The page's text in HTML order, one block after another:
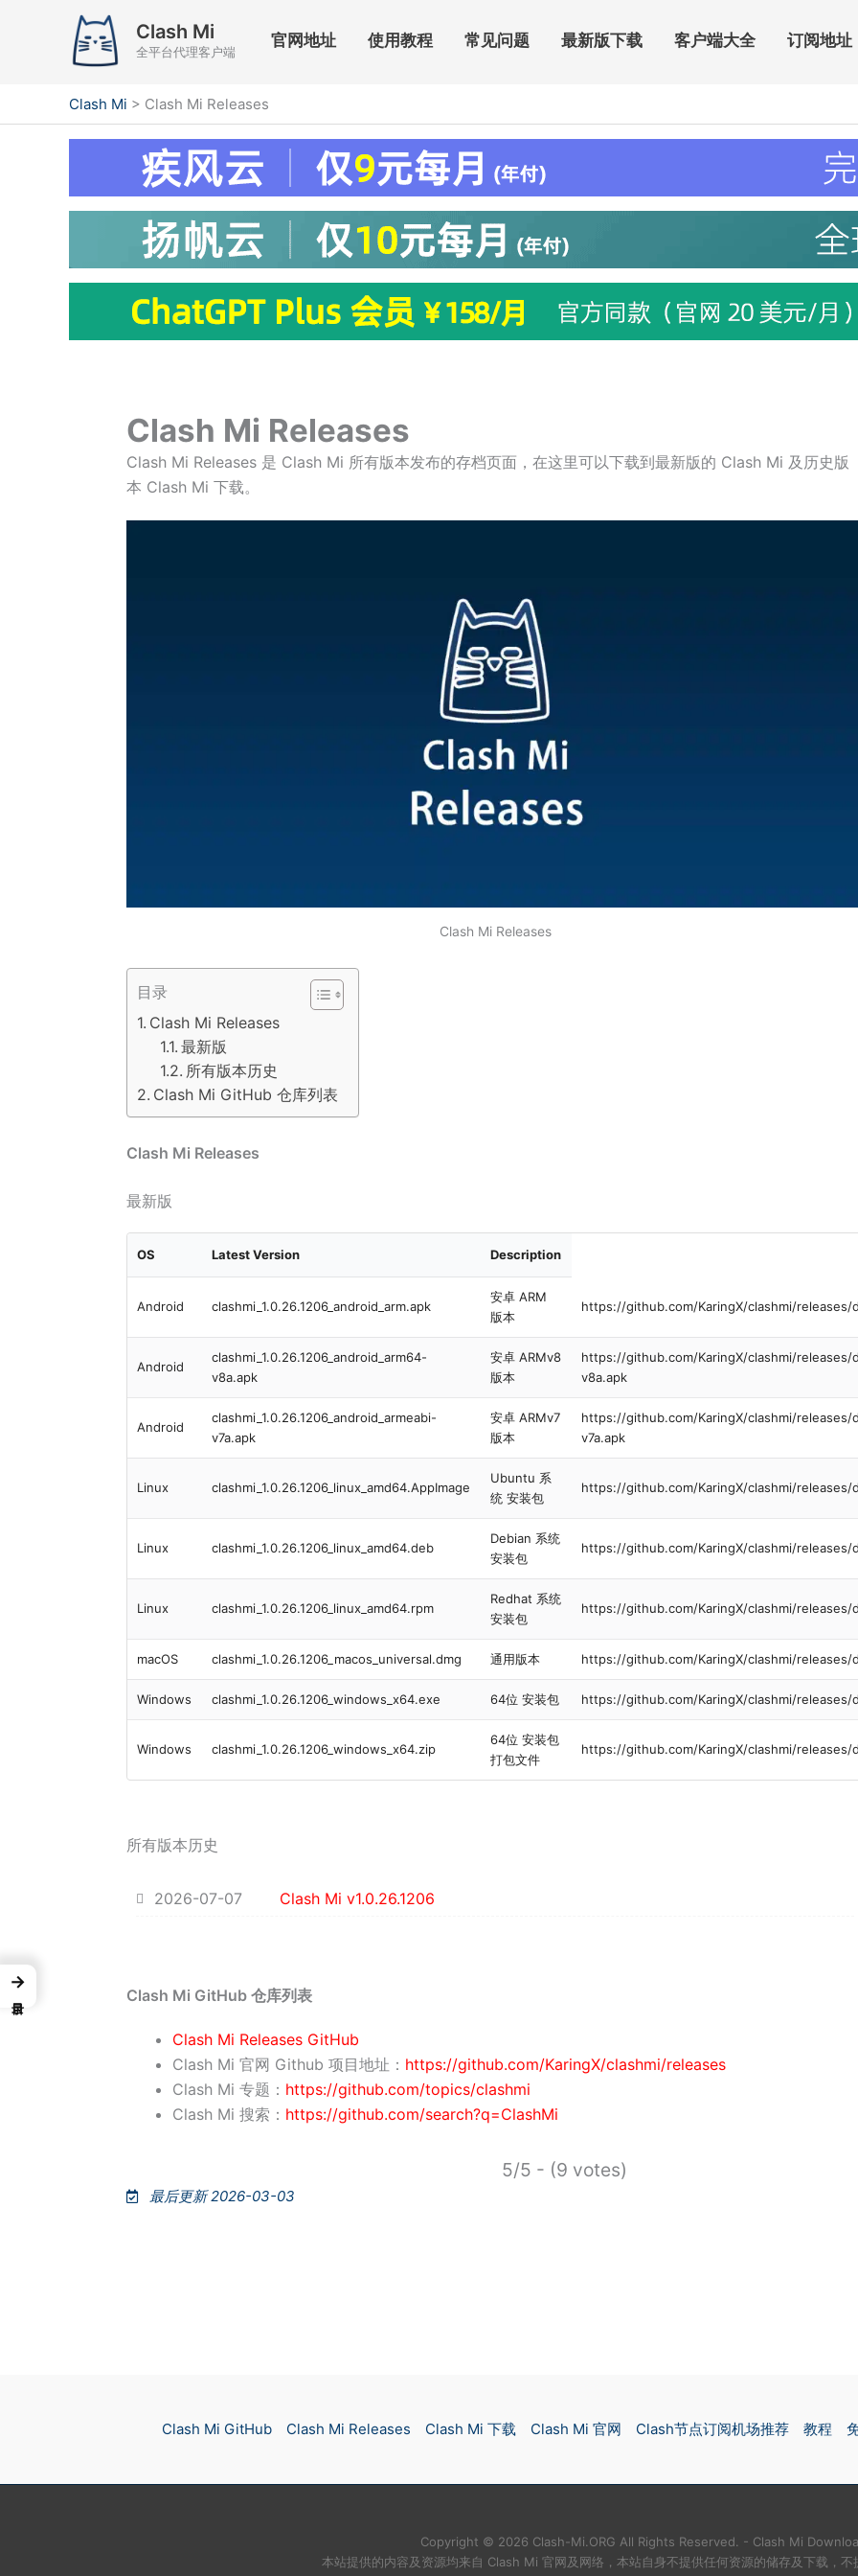
Clash Mi
全平台代理客户端
官网地址 使用教程 常见问题 最新版下载 客户端大全 订阅地址
Clash Mi > Clash Mi Releases
Clash Mi Releases
Clash Mi Releases 是 Clash Mi 所有版本发布的存档页面，在这里可以下载到最新版的 Clash Mi 及历史版
本 Clash Mi 下载。
Clash Mi Releases
目录
Clash Mi Releases
最新版
所有版本历史
Clash Mi GitHub 仓库列表
Clash Mi Releases
最新版
OS Latest Version Description
Android clashmi_1.0.26.1206_android_arm.apk
安卓 ARM
版本
https://github.com/KaringX/clashmi/releases/
Android
clashmi_1.0.26.1206_android_arm64-
v8a.apk
安卓 ARMv8
版本
https://github.com/KaringX/clashmi/releases/
v8a.apk
Android
clashmi_1.0.26.1206_android_armeabi-
v7a.apk
安卓 ARMv7
版本
https://github.com/KaringX/clashmi/releases/
v7a.apk
Linux clashmi_1.0.26.1206_linux_amd64.AppImage
Ubuntu 系
统 安装包
https://github.com/KaringX/clashmi/releases/
Linux clashmi_1.0.26.1206_linux_amd64.deb
Debian 系统
安装包
https://github.com/KaringX/clashmi/releases/
Linux clashmi_1.0.26.1206_linux_amd64.rpm
Redhat 系统
安装包
https://github.com/KaringX/clashmi/releases/
macOS clashmi_1.0.26.1206_macos_universal.dmg 通用版本 https://github.com/KaringX/clashmi/releases/
Windows clashmi_1.0.26.1206_windows_x64.exe 64位 安装包 https://github.com/KaringX/clashmi/releases/
Windows clashmi_1.0.26.1206_windows_x64.zip
64位 安装包
打包文件
https://github.com/KaringX/clashmi/releases/
所有版本历史
2026-07-07 Clash Mi v1.0.26.1206
Clash Mi GitHub 仓库列表
Clash Mi Releases GitHub
Clash Mi 官网 Github 项目地址： https://github.com/KaringX/clashmi/releases
Clash Mi 专题： https://github.com/topics/clashmi
Clash Mi 搜索： https://github.com/search?q=ClashMi
5/5 - (9 votes)
最后更新 2026-03-03
Clash Mi GitHub Clash Mi Releases Clash Mi 下载 Clash Mi 官网 Clash节点订阅机场推荐 教程
Copyright © 2026 Clash-Mi.ORG All Rights Reserved. - Clash Mi
本站提供的内容及资源均来自 Clash Mi 官网及网络，本站自身不提供任何资源的储存及下载，不
→